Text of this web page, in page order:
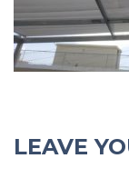
LEAVE